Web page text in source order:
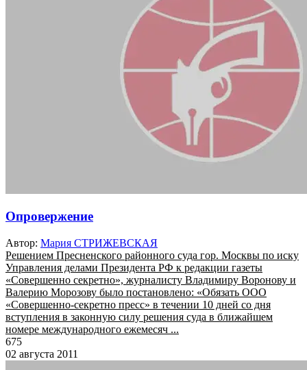
Опровержение
Автор: Мария СТРИЖЕВСКАЯ
Решением Пресненского районного суда гор. Москвы по иску
Управления делами Президента РФ к редакции газеты
«Совершенно секретно», журналисту Владимиру Воронову и
Валерию Морозову было постановлено: «Обязать ООО
«Совершенно-секретно пресс» в течении 10 дней со дня
вступления в законную силу решения суда в ближайшем
номере международного ежемесяч ...
675
02 августа 2011